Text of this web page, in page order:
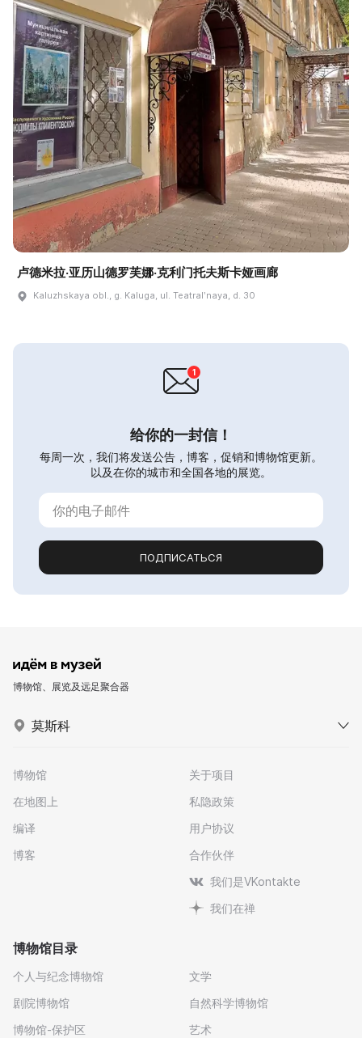
卢德米拉·亚历山德罗芙娜·克利门托夫斯卡娅画廊
Kaluzhskaya obl., g. Kaluga, ul. Teatralʹnaya, d. 30
给你的一封信！
每周一次，我们将发送公告，博客，促销和博物馆更新。
以及在你的城市和全国各地的展览。
ПОДПИСАТЬСЯ
博物馆、展览及远足聚合器
莫斯科
博物馆
在地图上
编译
博客
关于项目
私隐政策
用户协议
合作伙伴
我们是VKontakte
我们在禅
博物馆目录
个人与纪念博物馆
剧院博物馆
博物馆-保护区
文学
自然科学博物馆
艺术